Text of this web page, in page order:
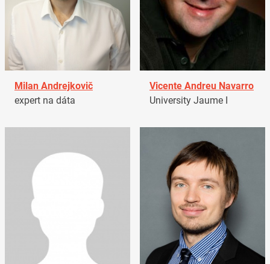
Milan Andrejkovič
expert na dáta
Vicente Andreu Navarro
University Jaume I